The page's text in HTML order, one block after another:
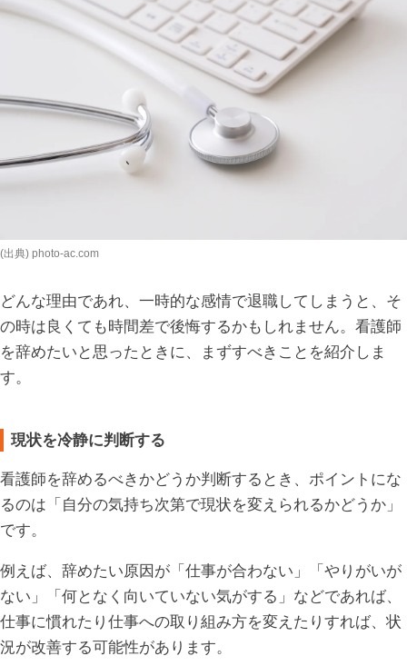
(出典) photo-ac.com
どんな理由であれ、一時的な感情で退職してしまうと、そ
の時は良くても時間差で後悔するかもしれません。看護師
を辞めたいと思ったときに、まずすべきことを紹介しま
す。
現状を冷静に判断する
看護師を辞めるべきかどうか判断するとき、ポイントにな
るのは「自分の気持ち次第で現状を変えられるかどうか」
です。
例えば、辞めたい原因が「仕事が合わない」「やりがいが
ない」「何となく向いていない気がする」などであれば、
仕事に慣れたり仕事への取り組み方を変えたりすれば、状
況が改善する可能性があります。